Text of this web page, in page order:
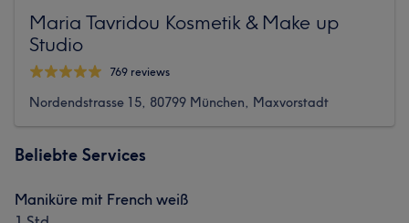
Maria Tavridou Kosmetik & Make up
Studio
769 reviews
Nordendstrasse 15, 80799 München, Maxvorstadt
Beliebte Services
Maniküre mit French weiß